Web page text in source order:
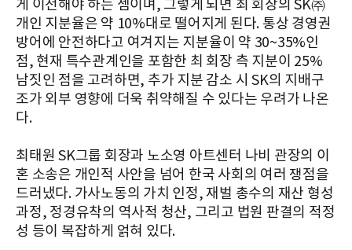
게 이전해야 하는 셈이며, 그렇게 되면 최 회장의 SK㈜
개인 지분율은 약 10%대로 떨어지게 된다. 통상 경영권
방어에 안전하다고 여겨지는 지분율이 약 30~35%인
점, 현재 특수관계인을 포함한 최 회장 측 지분이 25%
남짓인 점을 고려하면, 추가 지분 감소 시 SK의 지배구
조가 외부 영향에 더욱 취약해질 수 있다는 우려가 나온
다.
최태원 SK그룹 회장과 노소영 아트센터 나비 관장의 이
혼 소송은 개인적 사안을 넘어 한국 사회의 여러 쟁점을
드러냈다. 가사노동의 가치 인정, 재벌 총수의 재산 형성
과정, 정경유착의 역사적 청산, 그리고 법원 판결의 적정
성 등이 복잡하게 얽혀 있다.